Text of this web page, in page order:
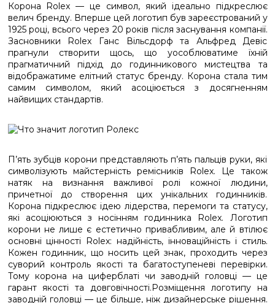
Корона Rolex — це символ, який ідеально підкреслює
велич бренду. Вперше цей логотип був зареєстрований у
1925 році, всього через 20 років після заснування компанії.
Засновники Rolex Ганс Вільсдорф та Альфред Девіс
прагнули створити щось, що уособлюватиме їхній
прагматичний підхід до годинникового мистецтва та
відображатиме елітний статус бренду. Корона стала тим
самим символом, який асоціюється з досягненням
найвищих стандартів.
П’ять зубців корони представляють п’ять пальців руки, які
символізують майстерність ремісників Rolex. Це також
натяк на визнання важливої ролі кожної людини,
причетної до створення цих унікальних годинників.
Корона підкреслює ідею лідерства, перемоги та статусу,
які асоціюються з носінням годинника Rolex. Логотип
корони не лише є естетично привабливим, але й втілює
основні цінності Rolex: надійність, інноваційність і стиль.
Кожен годинник, що носить цей знак, проходить через
суворий контроль якості та багатоступеневі перевірки.
Тому корона на циферблаті чи заводній головці — це
гарант якості та довговічності.Розміщення логотипу на
заводній головці — це більше, ніж дизайнерське рішення.